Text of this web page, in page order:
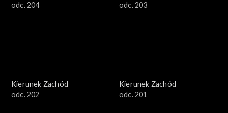
odc. 204
odc. 203
Kierunek Zachód
odc. 202
Kierunek Zachód
odc. 201